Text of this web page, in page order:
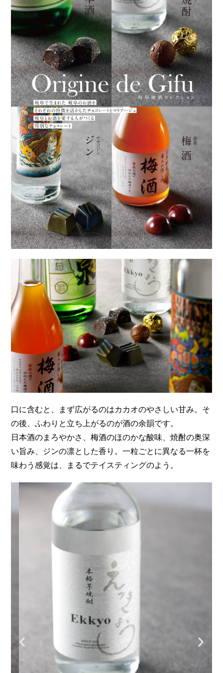
口に含むと、まず広がるのはカカオのやさしい甘み。そ
の後、ふわりと立ち上がるのが酒の余韻です。
日本酒のまろやかさ、梅酒のほのかな酸味、焼酎の奥深
い旨み、ジンの凛とした香り。一粒ごとに異なる一杯を
味わう感覚は、まるでテイスティングのよう。